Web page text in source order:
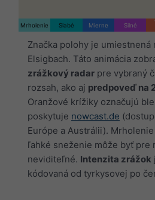
Mrholenie Slabé Mierne Silné
Značka polohy je umiestnená
Elsigbach. Táto animácia
zrážkový radar pre vybraný
rozsah, ako aj predpoveď na
Oranžové krížiky označujú
poskytuje nowcast.de
Európe a Austrálii).
ľahké sneženie môže byť pre
neviditeľné. Intenzita zrážok
kódovaná od tyrkysovej po